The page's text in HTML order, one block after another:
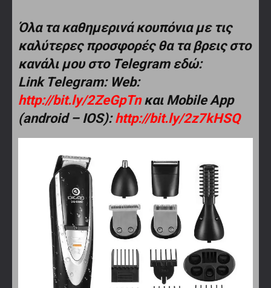
Όλα τα καθημερινά κουπόνια με τις
καλύτερες προσφορές θα τα βρεις στο
κανάλι μου στο Telegram εδώ:
Link Telegram: Web:
http://bit.ly/2ZeGpTnκαι Mobile App
(android – IOS):http://bit.ly/2z7kHSQ